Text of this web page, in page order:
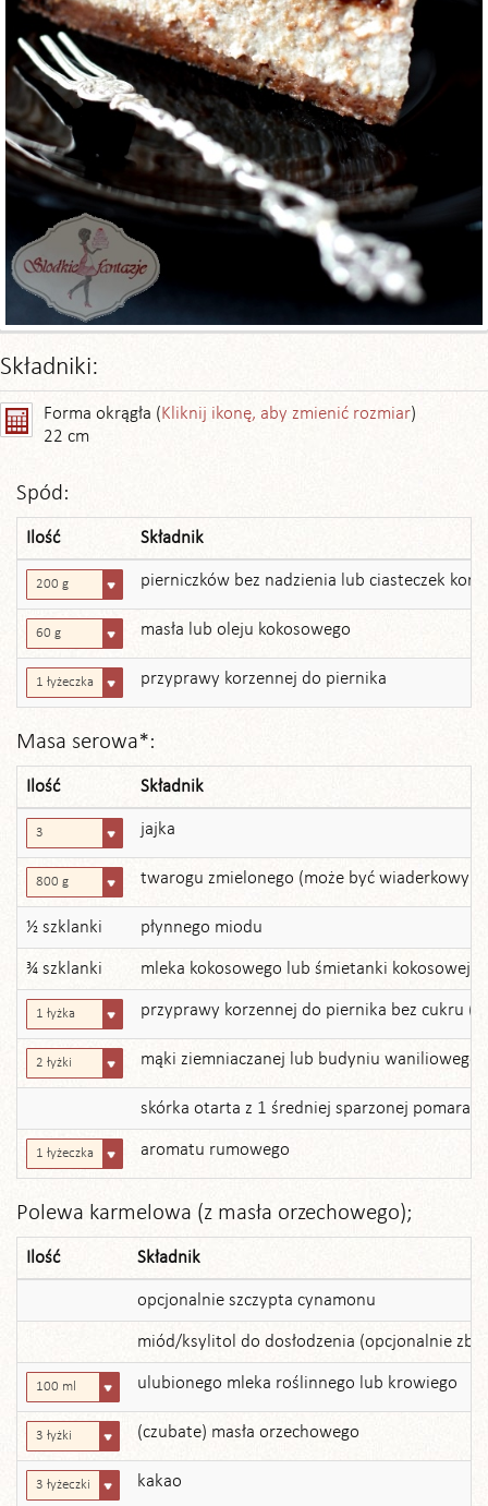
Składniki:
Forma okrągła (Kliknij ikonę, aby zmienić rozmiar)
22 cm
Spód:
Ilość Składnik
200 g pierniczków bez nadzienia lub ciasteczek
60 g masła lub oleju kokosowego
1 łyżeczka przyprawy korzennej do piernika
Masa serowa*:
Ilość Składnik
3 jajka
800 g twarogu zmielonego (może być wiaderkowy
½ szklanki płynnego miodu
¾ szklanki mleka kokosowego lub śmietanki kokosowej
1 łyżka przyprawy korzennej do piernika bez cukru
2 łyżki mąki ziemniaczanej lub budyniu waniliowego
skórka otarta z 1 średniej sparzonej
1 łyżeczka aromatu rumowego
Polewa karmelowa (z masła orzechowego);
Ilość Składnik
opcjonalnie szczypta cynamonu
miód/ksylitol do dosłodzenia (opcjonalnie
100 ml ulubionego mleka roślinnego lub krowiego
3 łyżki (czubate) masła orzechowego
3 łyżeczki kakao